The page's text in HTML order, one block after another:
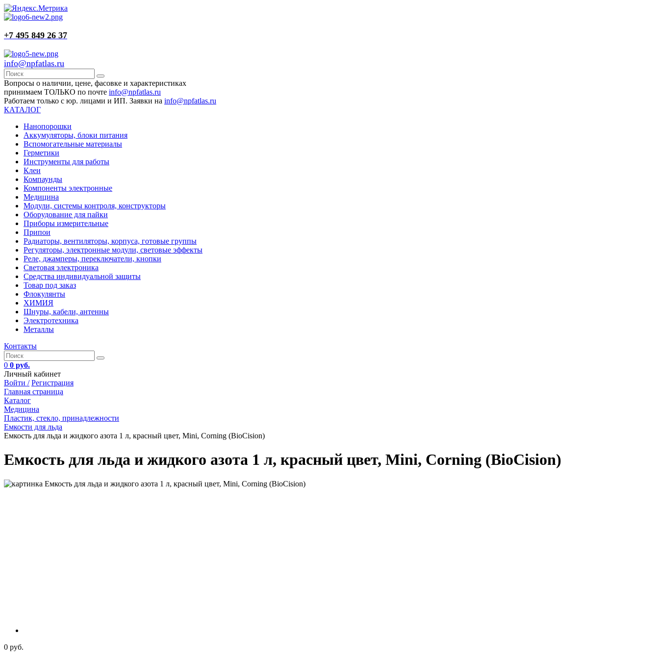
+7 495 849 26 37
info@npfatlas.ru
Вопросы о наличии, цене, фасовке и характеристиках
принимаем ТОЛЬКО по почте info@npfatlas.ru
Работаем только с юр. лицами и ИП. Заявки на info@npfatlas.ru
КАТАЛОГ
Нанопорошки
Аккумуляторы, блоки питания
Вспомогательные материалы
Герметики
Инструменты для работы
Клеи
Компаунды
Компоненты электронные
Медицина
Модули, системы контроля, конструкторы
Оборудование для пайки
Приборы измерительные
Припои
Радиаторы, вентиляторы, корпуса, готовые группы
Регуляторы, электронные модули, световые эффекты
Реле, джамперы, переключатели, кнопки
Световая электроника
Средства индивидуальной защиты
Товар под заказ
Флокулянты
ХИМИЯ
Шнуры, кабели, антенны
Электротехника
Металлы
Контакты
0 0 руб.
Личный кабинет
Войти / Регистрация
Главная страница
Каталог
Медицина
Пластик, стекло, принадлежности
Емкости для льда
Емкость для льда и жидкого азота 1 л, красный цвет, Mini, Corning (BioCision)
Емкость для льда и жидкого азота 1 л, красный цвет, Mini, Corning (BioCision)
0 руб.